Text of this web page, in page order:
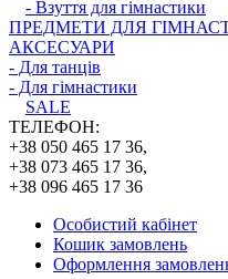
- Взуття для гімнастики
ПРЕДМЕТИ ДЛЯ
АКСЕСУАРИ
- Для танців
- Для гімнастики
SALE
ТЕЛЕФОН:
+38 050 465 17 36,
+38 073 465 17 36,
+38 096 465 17 36
Особистий кабінет
Кошик замовлень
Оформлення